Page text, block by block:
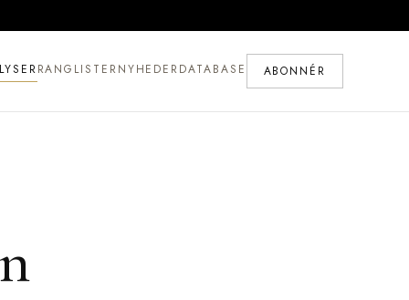
RANGLISTERNYHEDERDATABASE ABONNÉR